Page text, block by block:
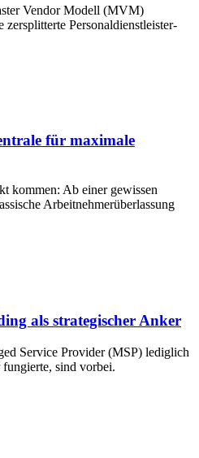
Vendor Modell (MVM)
Personaldienstleister-
für maximale
kommen: Ab einer gewissen
Arbeitnehmerüberlassung
als strategischer Anker
Service Provider (MSP) lediglich
sind vorbei.